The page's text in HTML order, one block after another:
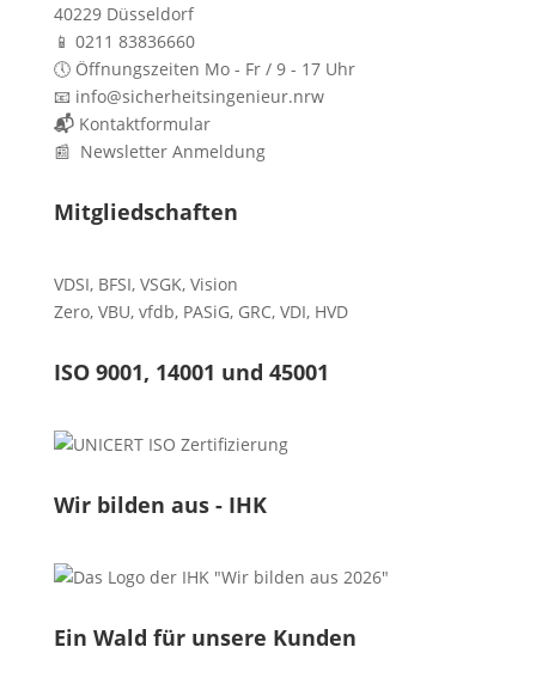
40229 Düsseldorf
📱 0211 83836660
🕔 Öffnungszeiten Mo - Fr / 9 - 17 Uhr
📧 info@sicherheitsingenieur.nrw
📬 Kontaktformular
📰 Newsletter Anmeldung
Mitgliedschaften
VDSI, BFSI, VSGK, Vision
Zero, VBU, vfdb, PASiG, GRC, VDI, HVD
ISO 9001, 14001 und 45001
Wir bilden aus - IHK
Ein Wald für unsere Kunden